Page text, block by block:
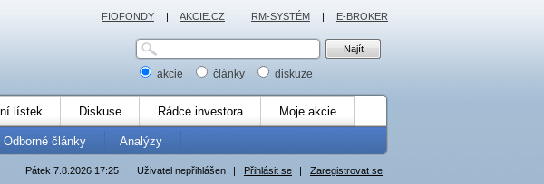
akcie články diskuze
lístek Diskuse Rádce investora Moje akcie
Odborné články Analýzy
Uživatel nepřihlášen | Přihlásit se | Zaregistrovat se
Pátek 7.8.2026 17:25
FIOFONDY | AKCIE.CZ | RM-SYSTÉM | E-BROKER